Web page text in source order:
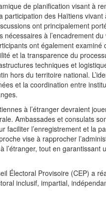
de planification visant à
des Haïtiens vivant
ont principalement
à l’encadrement du
ont également examiné
et la transparence du
techniques et
hors du territoire national.
et la coordination entre
à l’étranger devraient
Ambassades et consulats
faciliter l’enregistrement et la
vise à rapprocher
l’étranger, tout en garantissant
Électoral Provisoire (CEP) a
inclusif, impartial,